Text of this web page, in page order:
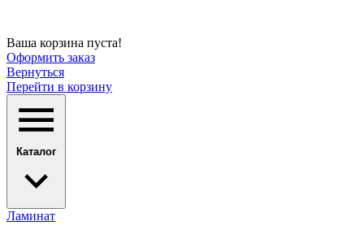
Ваша корзина пуста!
Оформить заказ
Вернуться
Перейти в корзину
Каталог
Ламинат